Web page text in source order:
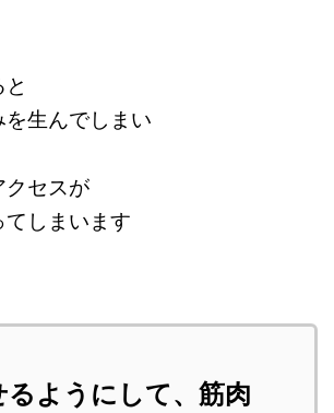
生んでしまい
セスが
しまいます
ようにして、筋肉